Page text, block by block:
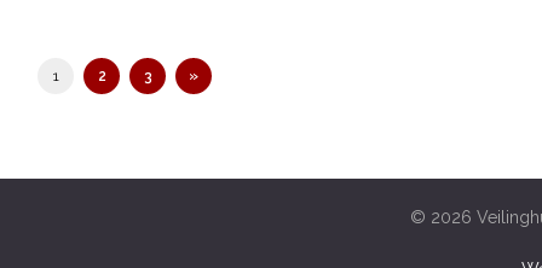
1 2 3 »
© 2026